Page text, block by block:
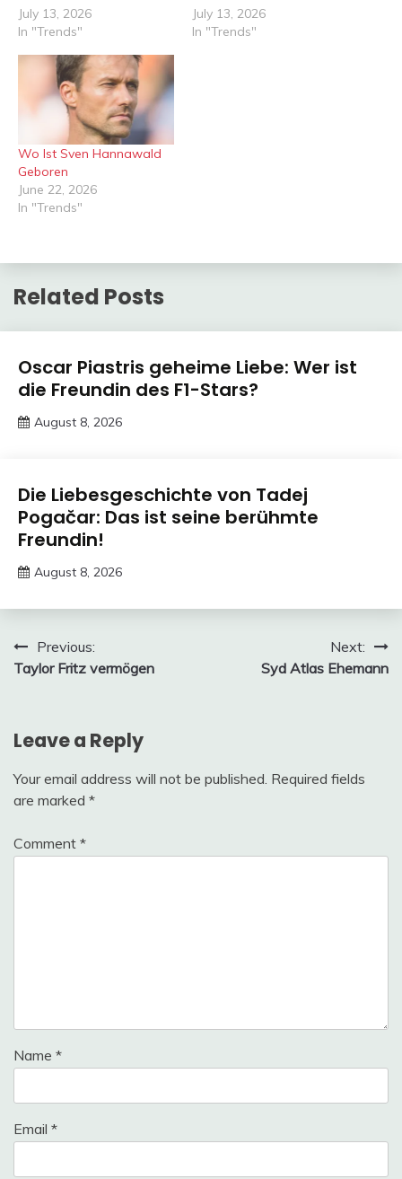
July 13, 2026
In "Trends"
July 13, 2026
In "Trends"
Wo Ist Sven Hannawald
Geboren
June 22, 2026
In "Trends"
Related Posts
Trends
Oscar Piastris geheime Liebe: Wer ist
die Freundin des F1-Stars?
August 8, 2026
Trends
Die Liebesgeschichte von Tadej
Pogačar: Das ist seine berühmte
Freundin!
August 8, 2026
Meme
Post
navigation
Previous:
Taylor Fritz vermögen
Next:
Syd Atlas Ehemann
Leave a Reply
Your email address will not be published. Required fields
are marked *
Comment *
Name *
Email *